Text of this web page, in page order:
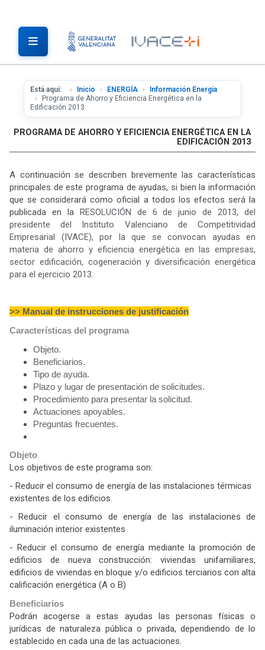
Está aquí: Inicio ENERGÍA
Información Energía
Programa de Ahorro y Eficiencia Energética en la
Edificación 2013
PROGRAMA DE AHORRO Y EFICIENCIA ENERGÉTICA EN LA
EDIFICACIÓN 2013
A continuación se describen brevemente las características
principales de este programa de ayudas, si bien la información
que se considerará como oficial a todos los efectos será la
publicada en la RESOLUCIÓN de 6 de junio de 2013, del
presidente del Instituto Valenciano de Competitividad
Empresarial (IVACE), por la que se convocan ayudas en
materia de ahorro y eficiencia energética en las empresas,
sector edificación, cogeneración y diversificación energética
para el ejercicio 2013.
>> Manual de instrucciones de justificación
Características del programa
Objeto.
Beneficiarios.
Tipo de ayuda.
Plazo y lugar de presentación de solicitudes.
Procedimiento para presentar la solicitud.
Actuaciones apoyables.
Preguntas frecuentes.
Objeto
Los objetivos de este programa son:
- Reducir el consumo de energía de las instalaciones térmicas
existentes de los edificios.
- Reducir el consumo de energía de las instalaciones de
iluminación interior existentes
- Reducir el consumo de energía mediante la promoción de
edificios de nueva construcción: viviendas unifamiliares,
edificios de viviendas en bloque y/o edificios terciarios con alta
calificación energética (A o B)
Beneficiarios
Podrán acogerse a estas ayudas las personas físicas o
jurídicas de naturaleza pública o privada, dependiendo de lo
establecido en cada una de las actuaciones.